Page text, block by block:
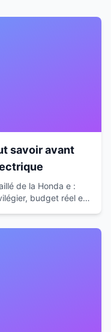
savoir avant
de la Honda e :
budget réel et